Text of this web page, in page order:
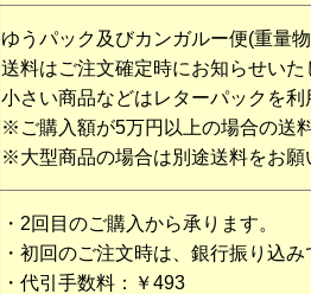
ゆうパック及びカンガルー便(重量
送料はご注文確定時にお知らせいた
小さい商品などはレターパックを利
※ご購入額が5万円以上の場合の送
※大型商品の場合は別途送料をお願
・2回目のご購入から承ります。
・初回のご注文時は、銀行振り込
・代引手数料：￥493